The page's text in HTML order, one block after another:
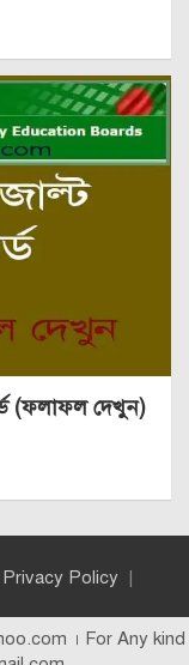
(ফলাফল দেখুন)
Privacy Policy
। For Any kind